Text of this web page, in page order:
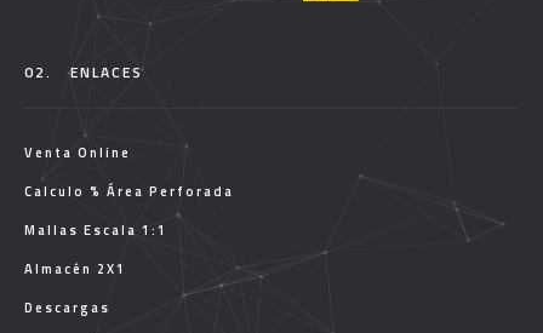
02. ENLACES
Venta Online
Calculo % Área Perforada
Mallas Escala 1:1
Almacén 2X1
Descargas